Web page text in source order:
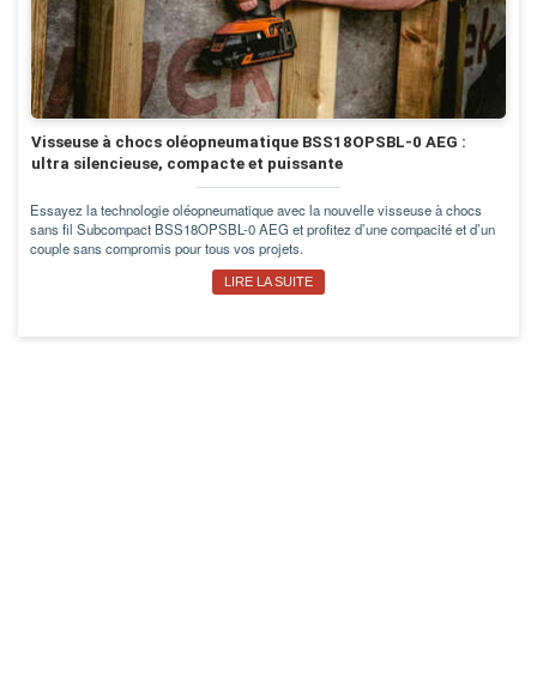
Visseuse à chocs oléopneumatique BSS18OPSBL-0 AEG :
ultra silencieuse, compacte et puissante
Essayez la technologie oléopneumatique avec la nouvelle visseuse à chocs
sans fil Subcompact BSS18OPSBL-0 AEG et profitez d’une compacité et d’un
couple sans compromis pour tous vos projets.
LIRE LA SUITE